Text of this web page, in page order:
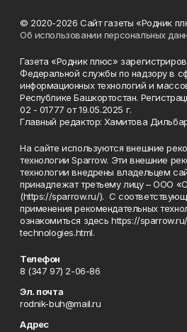
© 2020-2026 Сайт газеты «Родник
Об использовании персональных
Газета «Родник плюс»
Федеральной службы по надзору в
информационных технологий и
Республике Башкортостан.
02 - 01777 от 19.05.2025 г.
Главный редактор: Хамитова
На сайте используются внешние
технологии Sparrow. Эти внешние
технологии внедрены владельцем
принадлежат третьему лицу – ООО
(https://sparrow.ru/). С
применения рекомендательных
ознакомиться здесь https://
technologies.html.
Телефон
8 (347 97) 2-06-86
Эл. почта
rodnik-buh@mail.ru
Адрес